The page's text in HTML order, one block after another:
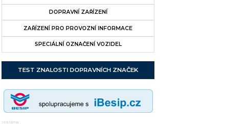
DOPRAVNÍ ZAŘÍZENÍ
ZAŘÍZENÍ PRO PROVOZNÍ INFORMACE
SPECIÁLNÍ OZNAČENÍ VOZIDEL
TEST ZNALOSTI DOPRAVNÍCH ZNAČEK
reklama